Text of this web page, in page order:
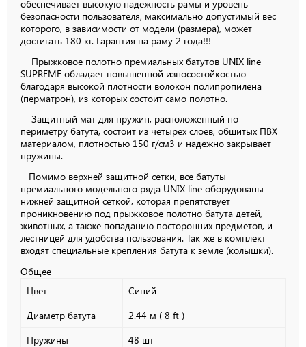
обеспечивает высокую надежность рамы и уровень
безопасности пользователя, максимально допустимый вес
которого, в зависимости от модели (размера), может
достигать 180 кг. Гарантия на раму 2 года!!!
Прыжковое полотно премиальных батутов UNIX line
SUPREME обладает повышенной износостойкостью
благодаря высокой плотности волокон полипропилена
(перматрон), из которых состоит само полотно.
Защитный мат для пружин, расположенный по
периметру батута, состоит из четырех слоев, обшитых ПВХ
материалом, плотностью 150 г/см3 и надежно закрывает
пружины.
Помимо верхней защитной сетки, все батуты
премиального модельного ряда UNIX line оборудованы
нижней защитной сеткой, которая препятствует
проникновению под прыжковое полотно батута детей,
животных, а также попаданию посторонних предметов, и
лестницей для удобства пользования. Так же в комплект
входят специальные крепления батута к земле (колышки).
Общее
Цвет
Синий
Диаметр батута
2.44 м ( 8 ft )
Пружины
48 шт